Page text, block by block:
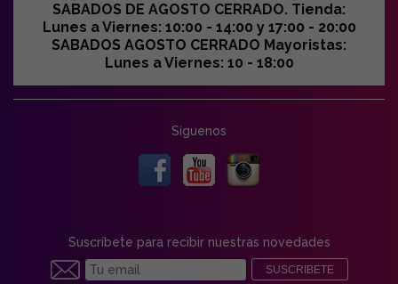
SABADOS DE AGOSTO CERRADO. Tienda:
Lunes a Viernes: 10:00 - 14:00 y 17:00 - 20:00
SABADOS AGOSTO CERRADO Mayoristas:
Lunes a Viernes: 10 - 18:00
Síguenos
Suscríbete para recibir nuestras novedades
SUSCRIBETE